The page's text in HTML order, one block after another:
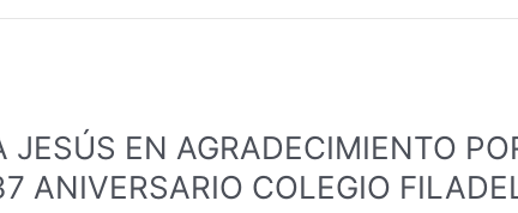
JESÚS EN AGRADECIMIENTO
ANIVERSARIO COLEGIO